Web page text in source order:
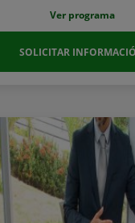
Ver programa
SOLICITAR